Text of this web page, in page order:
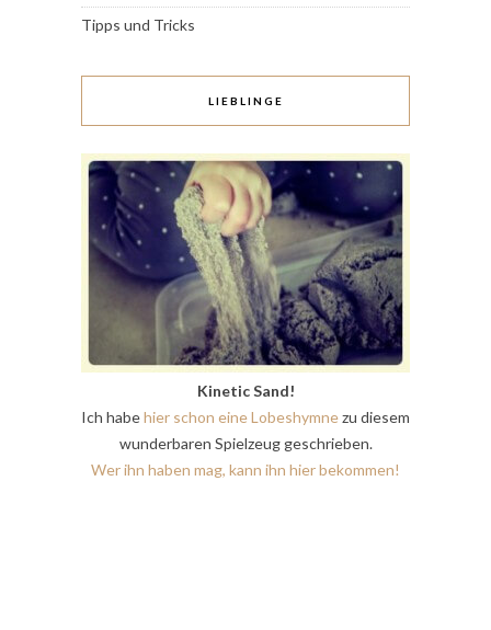
Tipps und Tricks
LIEBLINGE
Kinetic Sand!
Ich habehier schon eine Lobeshymnezu diesem
wunderbaren Spielzeug geschrieben.
Wer ihn haben mag, kann ihn hier bekommen!